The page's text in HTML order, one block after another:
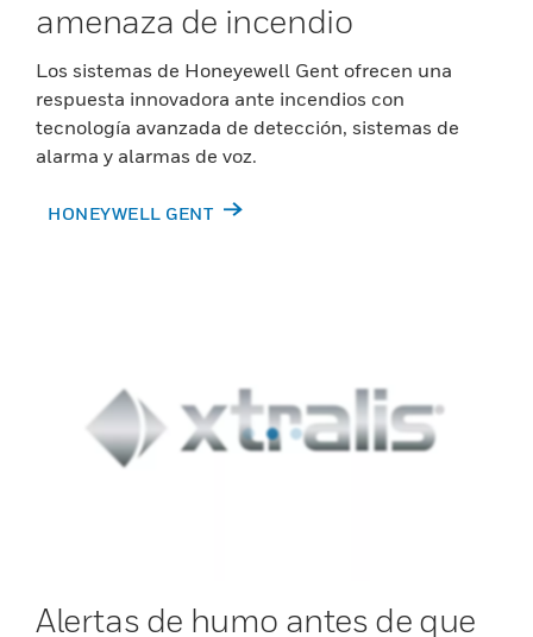
amenaza de incendio
Los sistemas de Honeyewell Gent ofrecen una
respuesta innovadora ante incendios con
tecnología avanzada de detección, sistemas de
alarma y alarmas de voz.
HONEYWELL GENT
Alertas de humo antes de que